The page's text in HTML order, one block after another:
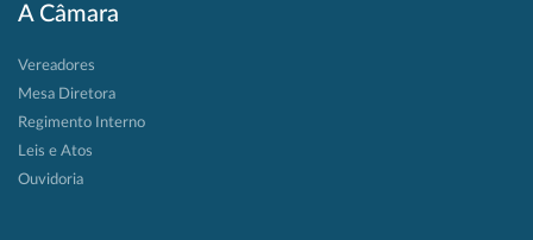
A Câmara
Vereadores
Mesa Diretora
Regimento Interno
Leis e Atos
Ouvidoria